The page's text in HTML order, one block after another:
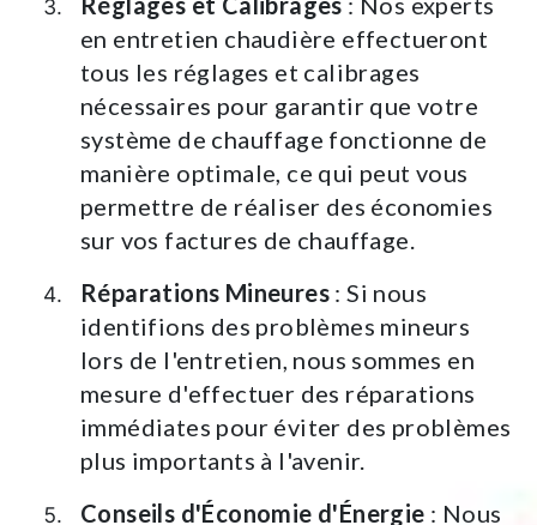
en entretien chaudière effectueront
tous les réglages et calibrages
nécessaires pour garantir que votre
système de chauffage fonctionne de
manière optimale, ce qui peut vous
permettre de réaliser des économies
sur vos factures de chauffage.
Réparations Mineures : Si nous
identifions des problèmes mineurs
lors de l'entretien, nous sommes en
mesure d'effectuer des réparations
immédiates pour éviter des problèmes
plus importants à l'avenir.
Conseils d'Économie d'Énergie : Nous